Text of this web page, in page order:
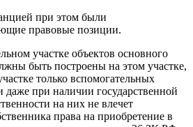
при этом были
правовые позиции.
участке объектов основного
быть построены на этом участке,
только вспомогательных
даже при наличии государственной
на них не влечет
права на приобретение в